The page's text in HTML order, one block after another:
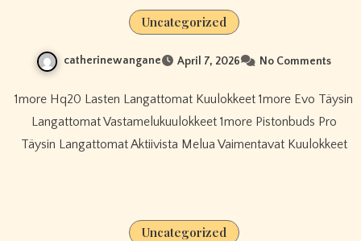
Uncategorized
catherinewangane April 7, 2026 No Comments
1more Hq20 Lasten Langattomat Kuulokkeet 1more Evo Täysin
Langattomat Vastamelukuulokkeet 1more Pistonbuds Pro
Täysin Langattomat Aktiivista Melua Vaimentavat Kuulokkeet
Uncategorized